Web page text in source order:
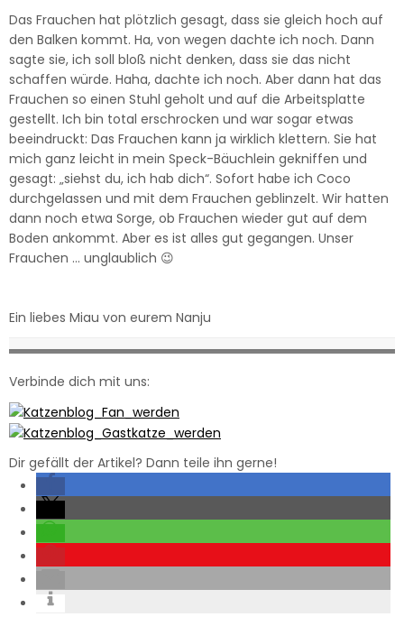
Das Frauchen hat plötzlich gesagt, dass sie gleich hoch auf
den Balken kommt. Ha, von wegen dachte ich noch. Dann
sagte sie, ich soll bloß nicht denken, dass sie das nicht
schaffen würde. Haha, dachte ich noch. Aber dann hat das
Frauchen so einen Stuhl geholt und auf die Arbeitsplatte
gestellt. Ich bin total erschrocken und war sogar etwas
beeindruckt: Das Frauchen kann ja wirklich klettern. Sie hat
mich ganz leicht in mein Speck-Bäuchlein gekniffen und
gesagt: „siehst du, ich hab dich“. Sofort habe ich Coco
durchgelassen und mit dem Frauchen geblinzelt. Wir hatten
dann noch etwa Sorge, ob Frauchen wieder gut auf dem
Boden ankommt. Aber es ist alles gut gegangen. Unser
Frauchen … unglaublich 😉
Ein liebes Miau von eurem Nanju
Verbinde dich mit uns:
Dir gefällt der Artikel? Dann teile ihn gerne!